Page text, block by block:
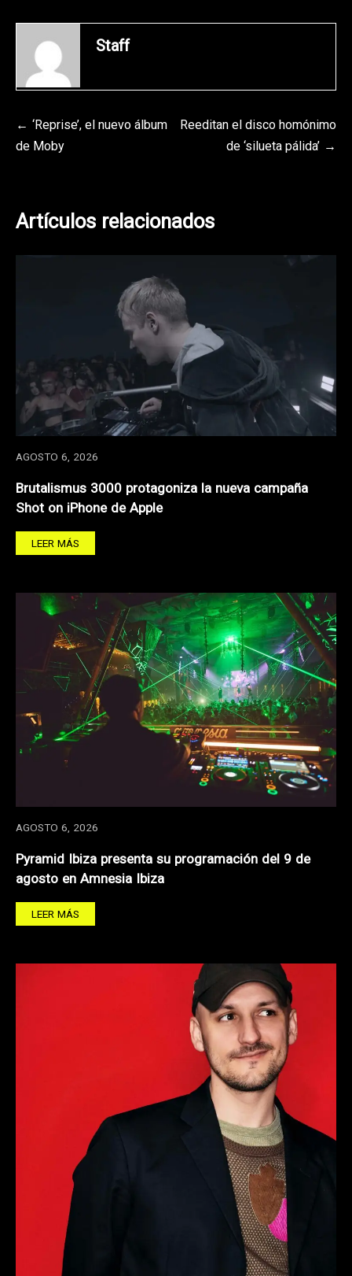
Staff
Navegación
de
‘Reprise’, el nuevo álbum
de Moby
Reeditan el disco homónimo
de ‘silueta pálida’
Artículos relacionados
AGOSTO 6, 2026
Brutalismus 3000 protagoniza la nueva campaña
Shot on iPhone de Apple
LEER MÁS
AGOSTO 6, 2026
Pyramid Ibiza presenta su programación del 9 de
agosto en Amnesia Ibiza
LEER MÁS